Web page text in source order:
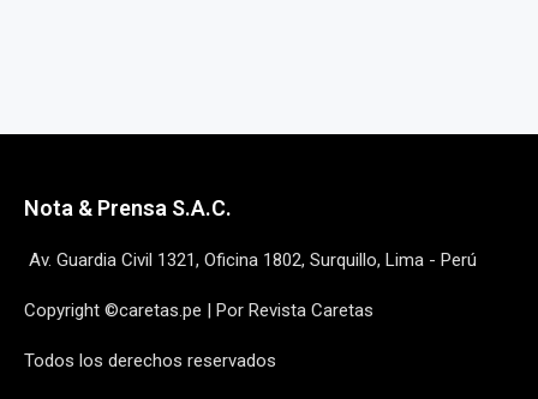
Nota & Prensa S.A.C.
Av. Guardia Civil 1321, Oficina 1802, Surquillo, Lima - Perú
Copyright ©caretas.pe | Por Revista Caretas
Todos los derechos reservados